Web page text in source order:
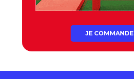
JE COMMANDE